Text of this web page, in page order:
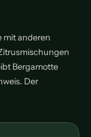
mit anderen
Bergamotte
Der